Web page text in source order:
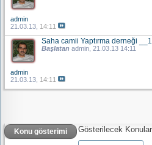
admin
21.03.13, 14:11
Saha camii Yaptırma derneği
Başlatan admin , 21.03.13 14:11
admin
21.03.13, 14:11
Konu gösterimi Gösterilecek